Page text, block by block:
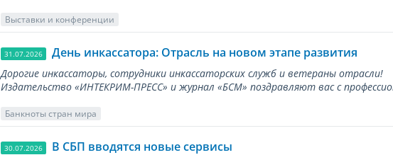
Выставки и конференции
31.07.2026 День инкассатора: Отрасль на новом этапе развития
Дорогие инкассаторы, сотрудники инкассаторских служб и ветераны отрасли!
Издательство «ИНТЕКРИМ-ПРЕСС» и журнал «БСМ» поздравляют вас с
Банкноты стран мира
30.07.2026 В СБП вводятся новые сервисы